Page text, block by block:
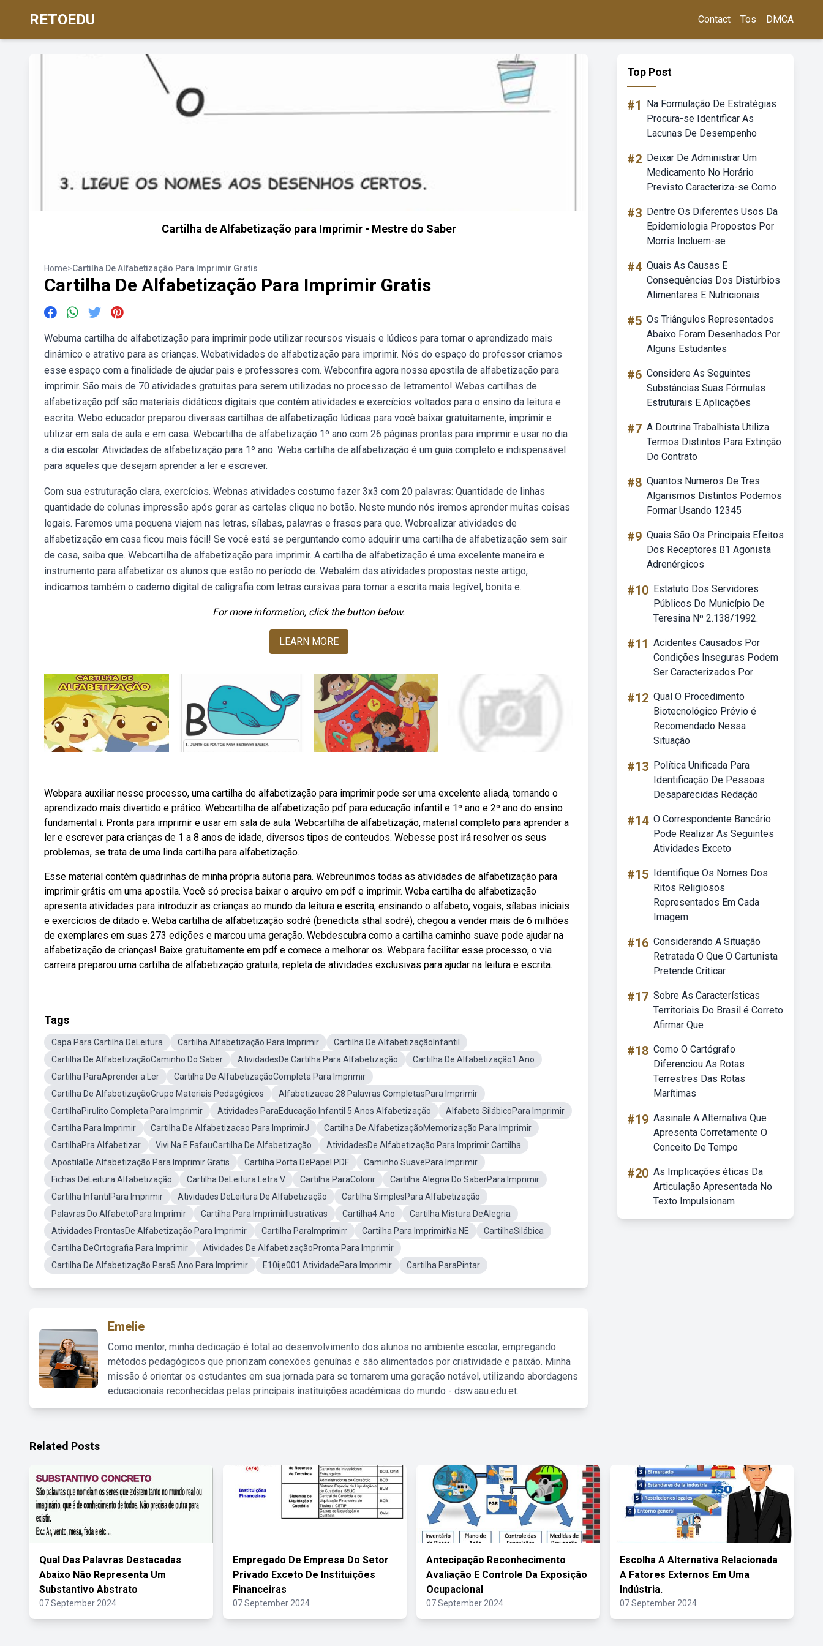
RETOEDU Contact Tos DMCA
Cartilha de Alfabetização para Imprimir - Mestre do Saber
Home>Cartilha De Alfabetização Para Imprimir Gratis
Cartilha De Alfabetização Para Imprimir Gratis
Webuma cartilha de alfabetização para imprimir pode utilizar recursos visuais e lúdicos para tornar o aprendizado mais
dinâmico e atrativo para as crianças. Webatividades de alfabetização para imprimir. Nós do espaço do professor criamos
esse espaço com a finalidade de ajudar pais e professores com. Webconfira agora nossa apostila de alfabetização para
imprimir. São mais de 70 atividades gratuitas para serem utilizadas no processo de letramento! Webas cartilhas de
alfabetização pdf são materiais didáticos digitais que contêm atividades e exercícios voltados para o ensino da leitura e
escrita. Webo educador preparou diversas cartilhas de alfabetização lúdicas para você baixar gratuitamente, imprimir e
utilizar em sala de aula e em casa. Webcartilha de alfabetização 1º ano com 26 páginas prontas para imprimir e usar no dia
a dia escolar. Atividades de alfabetização para 1º ano. Weba cartilha de alfabetização é um guia completo e indispensável
para aqueles que desejam aprender a ler e escrever.
Com sua estruturação clara, exercícios. Webnas atividades costumo fazer 3x3 com 20 palavras: Quantidade de linhas
quantidade de colunas impressão após gerar as cartelas clique no botão. Neste mundo nós iremos aprender muitas coisas
legais. Faremos uma pequena viajem nas letras, sílabas, palavras e frases para que. Webrealizar atividades de
alfabetização em casa ficou mais fácil! Se você está se perguntando como adquirir uma cartilha de alfabetização sem sair
de casa, saiba que. Webcartilha de alfabetização para imprimir. A cartilha de alfabetização é uma excelente maneira e
instrumento para alfabetizar os alunos que estão no período de. Webalém das atividades propostas neste artigo,
indicamos também o caderno digital de caligrafia com letras cursivas para tornar a escrita mais legível, bonita e.
For more information, click the button below.
LEARN MORE
Webpara auxiliar nesse processo, uma cartilha de alfabetização para imprimir pode ser uma excelente aliada, tornando o
aprendizado mais divertido e prático. Webcartilha de alfabetização pdf para educação infantil e 1º ano e 2º ano do ensino
fundamental i. Pronta para imprimir e usar em sala de aula. Webcartilha de alfabetização, material completo para aprender a
ler e escrever para crianças de 1 a 8 anos de idade, diversos tipos de conteudos. Webesse post irá resolver os seus
problemas, se trata de uma linda cartilha para alfabetização.
Esse material contém quadrinhas de minha própria autoria para. Webreunimos todas as atividades de alfabetização para
imprimir grátis em uma apostila. Você só precisa baixar o arquivo em pdf e imprimir. Weba cartilha de alfabetização
apresenta atividades para introduzir as crianças ao mundo da leitura e escrita, ensinando o alfabeto, vogais, sílabas iniciais
e exercícios de ditado e. Weba cartilha de alfabetização sodré (benedicta sthal sodré), chegou a vender mais de 6 milhões
de exemplares em suas 273 edições e marcou uma geração. Webdescubra como a cartilha caminho suave pode ajudar na
alfabetização de crianças! Baixe gratuitamente em pdf e comece a melhorar os. Webpara facilitar esse processo, o via
carreira preparou uma cartilha de alfabetização gratuita, repleta de atividades exclusivas para ajudar na leitura e escrita.
Tags
Capa Para Cartilha DeLeitura Cartilha Alfabetização Para Imprimir
Cartilha De AlfabetizaçãoInfantil
Cartilha De AlfabetizaçãoCaminho Do Saber
AtividadesDe Cartilha Para Alfabetização
Cartilha De Alfabetização1 Ano
Cartilha ParaAprender a Ler
Cartilha De AlfabetizaçãoCompleta Para Imprimir
Cartilha De AlfabetizaçãoGrupo Materiais Pedagógicos
Alfabetizacao 28 Palavras CompletasPara Imprimir
CartilhaPirulito Completa Para Imprimir
Atividades ParaEducação Infantil 5 Anos Alfabetização
Alfabeto SilábicoPara Imprimir
Cartilha Para Imprimir
Cartilha De Alfabetizacao Para ImprimirJ
Cartilha De AlfabetizaçãoMemorização Para Imprimir
CartilhaPra Alfabetizar
Vivi Na E FafauCartilha De Alfabetização
AtividadesDe Alfabetização Para Imprimir Cartilha
ApostilaDe Alfabetização Para Imprimir Gratis
Cartilha Porta DePapel PDF
Caminho SuavePara Imprimir
Fichas DeLeitura Alfabetização
Cartilha DeLeitura Letra V Cartilha ParaColorir
Cartilha Alegria Do SaberPara Imprimir
Cartilha InfantilPara Imprimir
Atividades DeLeitura De Alfabetização
Cartilha SimplesPara Alfabetização
Palavras Do AlfabetoPara Imprimir
Cartilha Para ImprimirIlustrativas Cartilha4 Ano
Cartilha Mistura DeAlegria
Atividades ProntasDe Alfabetização Para Imprimir
Cartilha ParaImprimirr Cartilha Para ImprimirNa NE
CartilhaSilábica
Cartilha DeOrtografia Para Imprimir
Atividades De AlfabetizaçãoPronta Para Imprimir
Cartilha De Alfabetização Para5 Ano Para Imprimir
E10ije001 AtividadePara Imprimir Cartilha ParaPintar
Emelie
Como mentor, minha dedicação é total ao desenvolvimento dos alunos no ambiente escolar, empregando
métodos pedagógicos que priorizam conexões genuínas e são alimentados por criatividade e paixão. Minha
missão é orientar os estudantes em sua jornada para se tornarem uma geração notável, utilizando abordagens
educacionais reconhecidas pelas principais instituições acadêmicas do mundo - dsw.aau.edu.et.
Top Post
#1
Na Formulação De Estratégias
Procura-se Identificar As
Lacunas De Desempenho
#2 Deixar De Administrar Um
Medicamento No Horário
Previsto Caracteriza-se Como
#3 Dentre Os Diferentes Usos Da
Epidemiologia Propostos Por
Morris Incluem-se
#4 Quais As Causas E
Consequências Dos Distúrbios
Alimentares E Nutricionais
#5 Os Triângulos Representados
Abaixo Foram Desenhados Por
Alguns Estudantes
#6 Considere As Seguintes
Substâncias Suas Fórmulas
Estruturais E Aplicações
#7 A Doutrina Trabalhista Utiliza
Termos Distintos Para Extinção
Do Contrato
#8 Quantos Numeros De Tres
Algarismos Distintos Podemos
Formar Usando 12345
#9 Quais São Os Principais Efeitos
Dos Receptores ß1 Agonista
Adrenérgicos
#10 Estatuto Dos Servidores
Públicos Do Município De
Teresina Nº 2.138/1992.
#11 Acidentes Causados Por
Condições Inseguras Podem
Ser Caracterizados Por
#12 Qual O Procedimento
Biotecnológico Prévio é
Recomendado Nessa
Situação
#13 Política Unificada Para
Identificação De Pessoas
Desaparecidas Redação
#14 O Correspondente Bancário
Pode Realizar As Seguintes
Atividades Exceto
#15 Identifique Os Nomes Dos
Ritos Religiosos
Representados Em Cada
Imagem
#16 Considerando A Situação
Retratada O Que O Cartunista
Pretende Criticar
#17 Sobre As Características
Territoriais Do Brasil é Correto
Afirmar Que
#18 Como O Cartógrafo
Diferenciou As Rotas
Terrestres Das Rotas
Marítimas
#19 Assinale A Alternativa Que
Apresenta Corretamente O
Conceito De Tempo
#20 As Implicações éticas Da
Articulação Apresentada No
Texto Impulsionam
Related Posts
Qual Das Palavras Destacadas
Abaixo Não Representa Um
Substantivo Abstrato
07 September 2024
Empregado De Empresa Do Setor
Privado Exceto De Instituições
Financeiras
07 September 2024
Antecipação Reconhecimento
Avaliação E Controle Da Exposição
Ocupacional
07 September 2024
Escolha A Alternativa Relacionada
A Fatores Externos Em Uma
Indústria.
07 September 2024